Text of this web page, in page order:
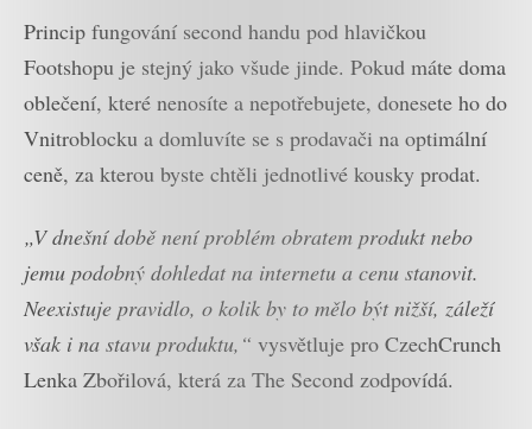
Princip fungování second handu pod hlavičkou
Footshopu je stejný jako všude jinde. Pokud máte doma
oblečení, které nenosíte a nepotřebujete, donesete ho do
Vnitroblocku a domluvíte se s prodavači na optimální
ceně, za kterou byste chtěli jednotlivé kousky prodat.
„V dnešní době není problém obratem produkt nebo
jemu podobný dohledat na internetu a cenu stanovit.
Neexistuje pravidlo, o kolik by to mělo být nižší, záleží
však i na stavu produktu,“ vysvětluje pro CzechCrunch
Lenka Zbořilová, která za The Second zodpovídá.